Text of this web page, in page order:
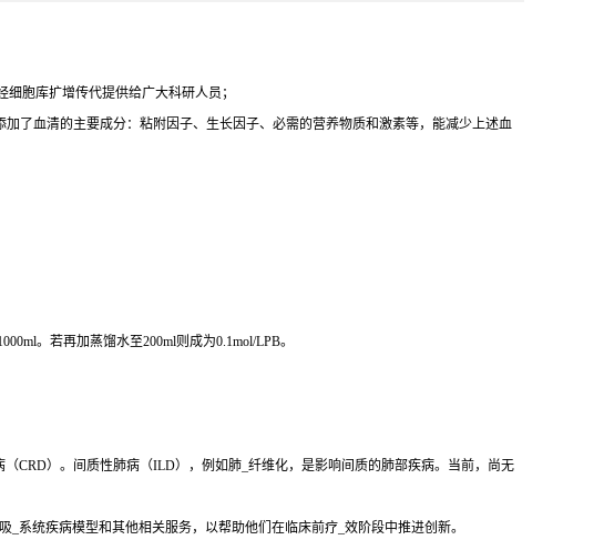
胞库扩增传代提供给广大科研人员；
了血清的主要成分：粘附因子、生长因子、必需的营养物质和激素等，能减少上述血
。若再加蒸馏水至200ml则成为0.1mol/LPB。
CRD）。间质性肺病（ILD），例如肺_纤维化，是影响间质的肺部疾病。当前，尚无
系统疾病模型和其他相关服务，以帮助他们在临床前疗_效阶段中推进创新。